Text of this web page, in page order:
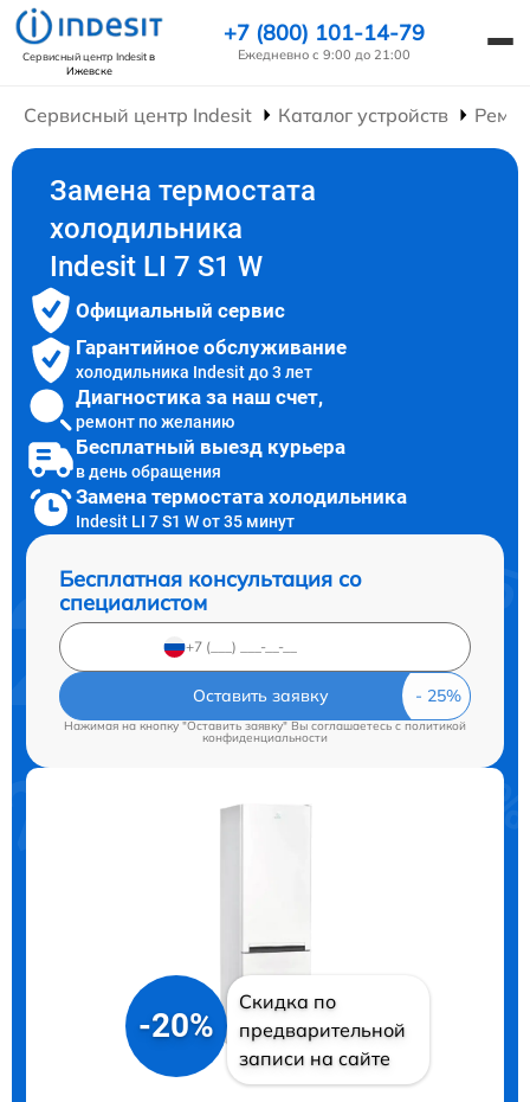
Сервисный центр Indesitв
Ижевске
+7 (800) 101-14-79
Ежедневно с 9:00 до 21:00
Сервисный центр Indesit Каталог устройств
Замена термостата
холодильника
Indesit LI 7 S1 W
Официальный сервис
Гарантийное обслуживание
холодильника Indesit до 3 лет
Диагностика за наш счет,
ремонт по желанию
Бесплатный выезд курьера
в день обращения
Замена термостата холодильника
Indesit LI 7 S1 W от 35 минут
Бесплатная консультация со
специалистом
Оставить заявку
Нажимая на кнопку "Оставить заявку" Вы соглашаетесь cполитикой
конфиденциальности
-20%
Скидка по
предварительной
записи на сайте